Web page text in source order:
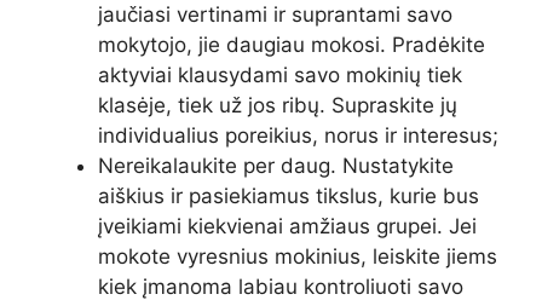
jaučiasi vertinami ir suprantami savo
mokytojo, jie daugiau mokosi. Pradėkite
aktyviai klausydami savo mokinių tiek
klasėje, tiek už jos ribų. Supraskite jų
individualius poreikius, norus ir interesus;
Nereikalaukite per daug. Nustatykite
aiškius ir pasiekiamus tikslus, kurie bus
įveikiami kiekvienai amžiaus grupei. Jei
mokote vyresnius mokinius, leiskite jiems
kiek įmanoma labiau kontroliuoti savo